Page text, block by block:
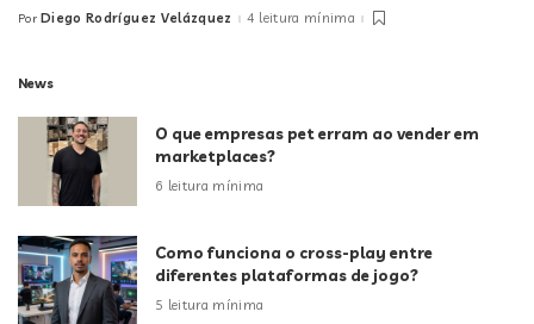
Posted
Por Diego Rodríguez Velázquez 4 leitura mínima
News
O que empresas pet erram ao vender em
marketplaces?
6 leitura mínima
Como funciona o cross-play entre
diferentes plataformas de jogo?
5 leitura mínima